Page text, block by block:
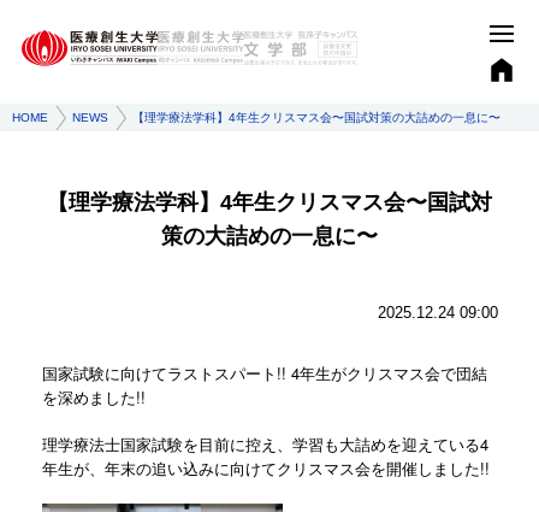
HOME NEWS 【理学療法学科】4年生クリスマス会〜国試対策の大詰めの一息に〜
【理学療法学科】4年生クリスマス会〜国試対
策の大詰めの一息に〜
2025.12.24 09:00
国家試験に向けてラストスパート!! 4年生がクリスマス会で団結
を深めました!!
理学療法士国家試験を目前に控え、学習も大詰めを迎えている4
年生が、年末の追い込みに向けてクリスマス会を開催しました!!